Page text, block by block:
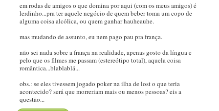
em rodas de amigos o que domina por aqui (com os meus amigos) é
lerdinho...pra ter aquele negócio de quem beber toma um copo de
alguma coisa alcólica, ou quem ganhar hauheauhe.
mas mudando de assunto, eu nem pago pau pra frança.
não sei nada sobre a frança na realidade, apenas gosto da língua e
pelo que os filmes me passam (estereótipo total), aquela coisa
romântica...blablablá...
obs.: se eles tivessem jogado poker na ilha de lost o que teria
acontecido? será que morreriam mais ou menos pessoas? eis a
questão...